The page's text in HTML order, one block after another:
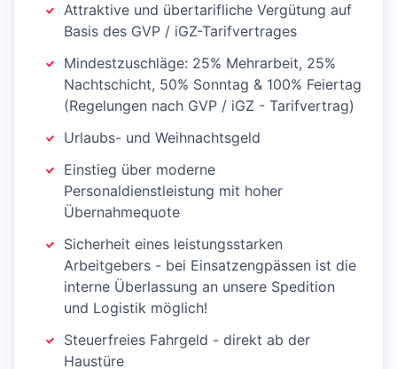
Attraktive und übertarifliche Vergütung auf
Basis des GVP / iGZ-Tarifvertrages
Mindestzuschläge: 25% Mehrarbeit, 25%
Nachtschicht, 50% Sonntag & 100% Feiertag
(Regelungen nach GVP / iGZ - Tarifvertrag)
Urlaubs- und Weihnachtsgeld
Einstieg über moderne
Personaldienstleistung mit hoher
Übernahmequote
Sicherheit eines leistungsstarken
Arbeitgebers - bei Einsatzengpässen ist die
interne Überlassung an unsere Spedition
und Logistik möglich!
Steuerfreies Fahrgeld - direkt ab der
Haustüre